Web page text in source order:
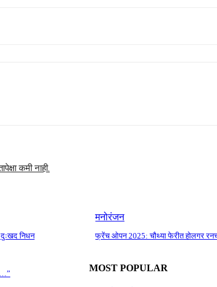
कमी नाही.
निधन
मनोरंजन
फ्रेंच ओपन 2025: चौथ्या फेरीत होलगर
…”
MOST POPULAR